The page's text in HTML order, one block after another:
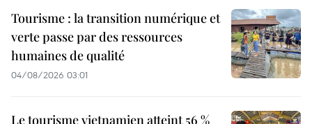
Tourisme : la transition numérique et
verte passe par des ressources
humaines de qualité
04/08/2026 03:01
Le tourisme vietnamien atteint 56 %